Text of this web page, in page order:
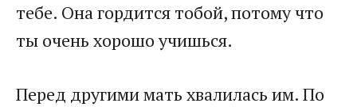
тебе. Она гордится тобой, потому что
ты очень хорошо учишься.
Перед другими мать хвалилась им. По